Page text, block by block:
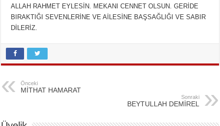
ALLAH RAHMET EYLESİN. MEKANI CENNET OLSUN. GERİDE
BIRAKTIĞI SEVENLERİNE VE AİLESİNE BAŞSAĞLIĞI VE SABIR
DİLERİZ.
Önceki
MİTHAT HAMARAT
Sonraki
BEYTULLAH DEMİREL